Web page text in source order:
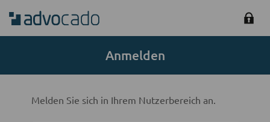
Anmelden
Melden Sie sich in Ihrem Nutzerbereich an.